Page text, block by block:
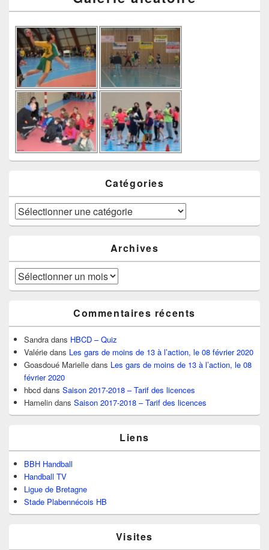
Catégories
Catégories
Archives
Archives
Commentaires récents
Sandra dans HBCD – Quiz
Valérie dans Les gars de moins de 13 à l’action, le 08 février 2020
Goasdoué Marielle dans Les gars de moins de 13 à l’action, le 08
février 2020
hbcd dans Saison 2017-2018 – Tarif des licences
Hamelin dans Saison 2017-2018 – Tarif des licences
Liens
BBH Handball
Handball TV
Ligue de Bretagne
Stade Plabennécois HB
Visites